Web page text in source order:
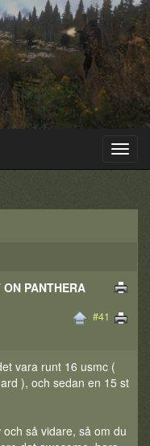
PANTHERA
#41
vara runt 16 usmc (
), och sedan en 15 st
så vidare, så om du